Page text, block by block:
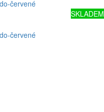
SKLADEM